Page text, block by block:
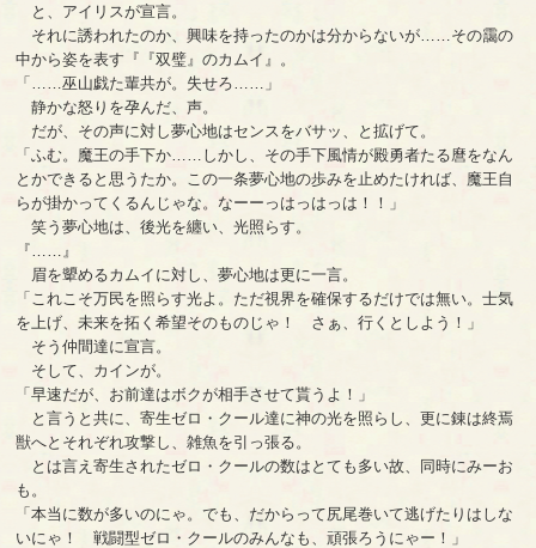
と、アイリスが宣言。
それに誘われたのか、興味を持ったのかは分からないが……その靄の
中から姿を表す『『双璧』のカムイ』。
「……巫山戯た輩共が。失せろ……」
静かな怒りを孕んだ、声。
だが、その声に対し夢心地はセンスをバサッ、と拡げて。
「ふむ。魔王の手下か……しかし、その手下風情が殿勇者たる麿をなん
とかできると思うたか。この一条夢心地の歩みを止めたければ、魔王自
らが掛かってくるんじゃな。なーーっはっはっは！！」
笑う夢心地は、後光を纏い、光照らす。
『……』
眉を顰めるカムイに対し、夢心地は更に一言。
「これこそ万民を照らす光よ。ただ視界を確保するだけでは無い。士気
を上げ、未来を拓く希望そのものじゃ！ さぁ、行くとしよう！」
そう仲間達に宣言。
そして、カインが。
「早速だが、お前達はボクが相手させて貰うよ！」
と言うと共に、寄生ゼロ・クール達に神の光を照らし、更に錬は終焉
獣へとそれぞれ攻撃し、雑魚を引っ張る。
とは言え寄生されたゼロ・クールの数はとても多い故、同時にみーお
も。
「本当に数が多いのにゃ。でも、だからって尻尾巻いて逃げたりはしな
いにゃ！ 戦闘型ゼロ・クールのみんなも、頑張ろうにゃー！」